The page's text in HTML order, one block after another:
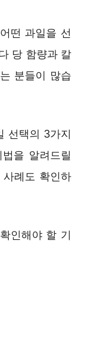
떤 과일을 선
당 함량과 칼
분들이 많습
선택의 3가지
을 알려드릴
례도 확인하
인해야 할 기